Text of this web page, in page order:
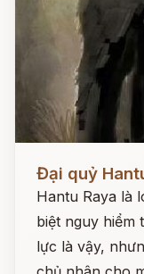
Đại quỷ
Hantu Raya là
biệt nguy hiểm
lực là vậy,